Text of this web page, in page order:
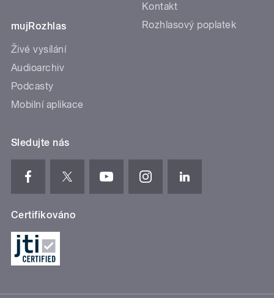
mujRozhlas
Živé vysílání
Audioarchiv
Podcasty
Mobilní aplikace
Kontakt
Rozhlasový poplatek
Sledujte nás
Certifikováno